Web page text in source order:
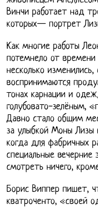
Винчи работает над
которых— портрет
Как многие работы
потемнело от
несколько
воспринимаются
тонах карнации и
голубовато-зелёным,
Давно стало общим
за улыбкой Моны Лизы
когда для фабричных
специальные вечерние
смотреть ничего,
Борис Виппер пишет,
кватроченто, «своей